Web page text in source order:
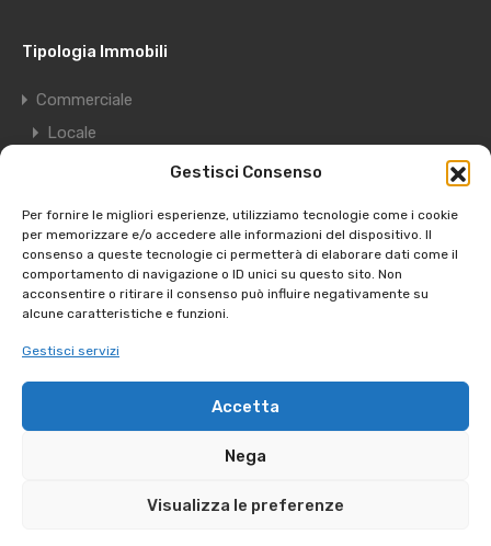
Gestisci Consenso
Per fornire le migliori esperienze, utilizziamo tecnologie come i cookie
per memorizzare e/o accedere alle informazioni del dispositivo. Il
consenso a queste tecnologie ci permetterà di elaborare dati come il
comportamento di navigazione o ID unici su questo sito. Non
acconsentire o ritirare il consenso può influire negativamente su
alcune caratteristiche e funzioni.
Gestisci servizi
Accetta
Nega
Visualizza le preferenze
Tipologia Immobili
Commerciale
Locale
Residenziale
Appartamento
Edificio
Terreno
Copyright © 2025 - Apulia Case Srls - Partita Iva
Optimized by
P. Rogondino | SEO Bari